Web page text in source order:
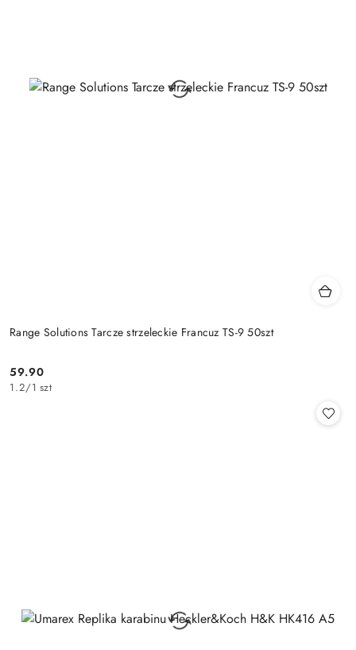
Range Solutions Tarcze strzeleckie Francuz TS-9 50szt
Cena:
59.90
1.2/1 szt